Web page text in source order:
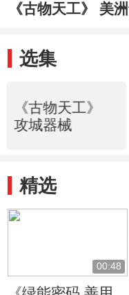
《古物天工》 美
选集
《古物天工》
攻城器械
精选
00:48